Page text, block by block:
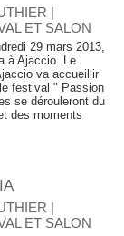
|
ET SALON
29 mars 2013,
à Ajaccio. Le
va accueillir
festival " Passion
se dérouleront du
des moments
|
ET SALON